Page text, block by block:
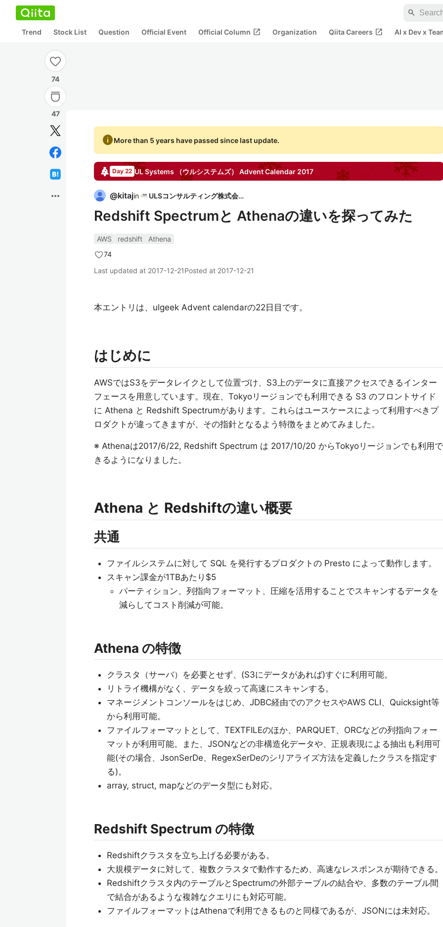
search
Trend Stock List Question Official Event Official Column open_in_new Organization Qiita Careers open_in_new AI x Dev x
74
47
more_horiz
infoMore than 5 years have passed since last update.
Day 22 UL Systems （ウルシステムズ） Advent Calendar 2017
@kitajin ULSコンサルティング株式会社
Redshift Spectrumと Athenaの違いを探ってみた
AWS redshift
Athena
74
Last updated at 2017-12-21Posted at 2017-12-21
本エントリは、ulgeek Advent calendarの22日目です。
はじめに
AWSではS3をデータレイクとして位置づけ、S3上のデータに直接アクセスできるインター
フェースを用意しています。現在、Tokyoリージョンでも利用できる S3 のフロントサイド
に Athena と Redshift Spectrumがあります。これらはユースケースによって利用すべきプ
ロダクトが違ってきますが、その指針となるよう特徴をまとめてみました。
※ Athenaは2017/6/22, Redshift Spectrum は 2017/10/20 からTokyoリージョンでも利用で
きるようになりました。
Athena と Redshiftの違い概要
共通
ファイルシステムに対して SQL を発行するプロダクトの Presto によって動作します。
スキャン課金が1TBあたり$5
パーティション、列指向フォーマット、圧縮を活用することでスキャンするデータを
減らしてコスト削減が可能。
Athena の特徴
クラスタ（サーバ）を必要とせず、(S3にデータがあれば)すぐに利用可能。
リトライ機構がなく、データを絞って高速にスキャンする。
マネージメントコンソールをはじめ、JDBC経由でのアクセスやAWS CLI、Quicksight等
から利用可能。
ファイルフォーマットとして、TEXTFILEのほか、PARQUET、ORCなどの列指向フォー
マットが利用可能。また、JSONなどの非構造化データや、正規表現による抽出も利用可
能(その場合、JsonSerDe、RegexSerDeのシリアライズ方法を定義したクラスを指定す
る)。
array, struct, mapなどのデータ型にも対応。
Redshift Spectrum の特徴
Redshiftクラスタを立ち上げる必要がある。
大規模データに対して、複数クラスタで動作するため、高速なレスポンスが期待できる。
Redshiftクラスタ内のテーブルとSpectrumの外部テーブルの結合や、多数のテーブル間
で結合があるような複雑なクエリにも対応可能。
ファイルフォーマットはAthenaで利用できるものと同様であるが、JSONには未対応。